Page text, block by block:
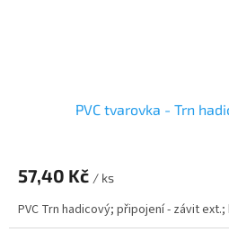
PVC tvarovka - Trn
57,40 Kč / ks
PVC Trn hadicový; připojení - závit